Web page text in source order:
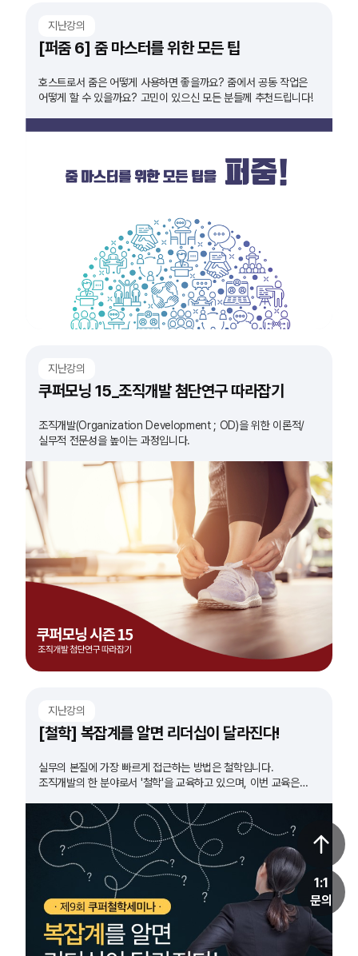
지난강의
[퍼줌 6] 줌 마스터를 위한 모든 팁
호스트로서 줌은 어떻게 사용하면 좋을까요? 줌에서 공동 작업은
어떻게 할 수 있을까요? 고민이 있으신 모든 분들께 추천드립니다!
지난강의
쿠퍼모닝 15_조직개발 첨단연구 따라잡기
조직개발(Organization Development ; OD)을 위한 이론적/
실무적 전문성을 높이는 과정입니다.
지난강의
[철학] 복잡계를 알면 리더십이 달라진다!
실무의 본질에 가장 빠르게 접근하는 방법은 철학입니다.
조직개발의 한 분야로서 '철학'을 교육하고 있으며, 이번 교육은
1:1
문의